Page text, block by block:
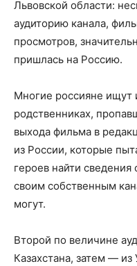
Львовской области:
аудиторию канала,
просмотров,
пришлась на Россию.
Многие россияне
родственниках,
выхода фильма в
из России, которые
героев найти сведения
своим собственным
могут.
Второй по величине
Казахстана, затем —